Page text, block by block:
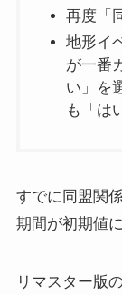
再度「
地形イ
が一番
い」を
も「は
すでに同盟関
期間が初期値
リマスター版